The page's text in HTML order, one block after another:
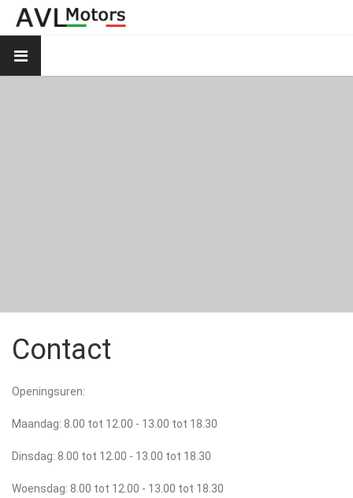
Contact
Openingsuren:
Maandag: 8.00 tot 12.00 - 13.00 tot 18.30
Dinsdag: 8.00 tot 12.00 - 13.00 tot 18.30
Woensdag: 8.00 tot 12.00 - 13.00 tot 18.30